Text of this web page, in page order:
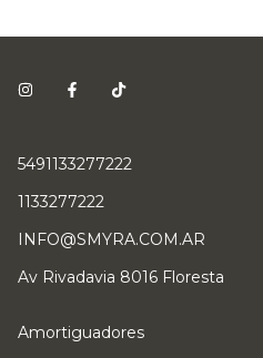
5491133277222
1133277222
INFO@SMYRA.COM.AR
Av Rivadavia 8016 Floresta
Amortiguadores